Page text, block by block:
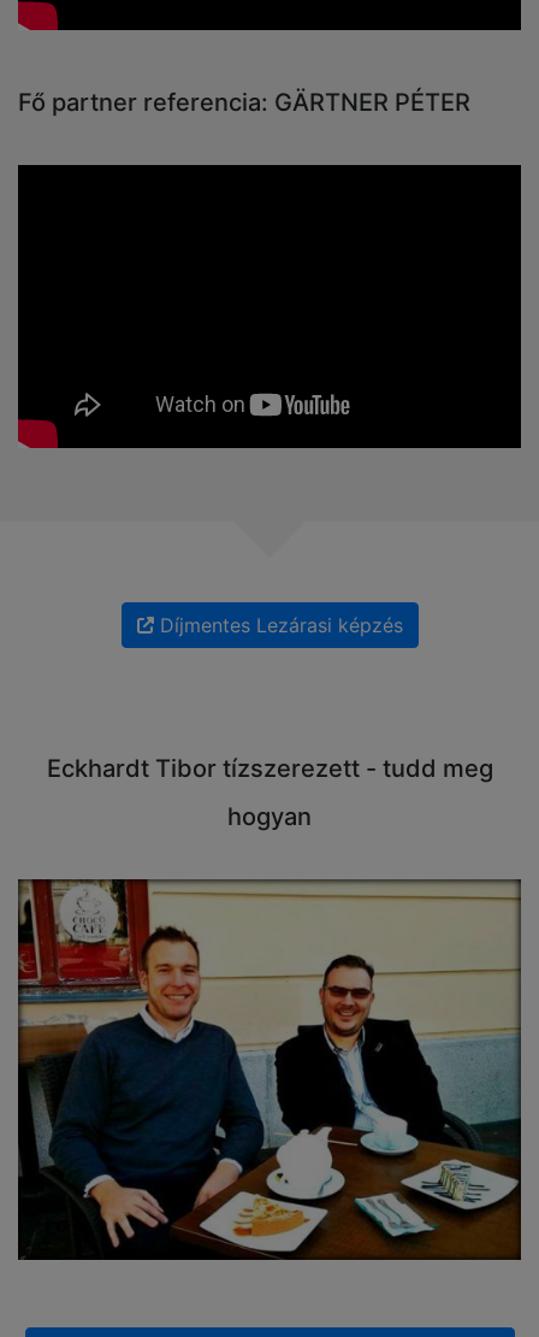
Fő partner referencia: GÄRTNER PÉTER
Díjmentes Lezárasi képzés
Eckhardt Tibor tízszerezett - tudd meg
hogyan